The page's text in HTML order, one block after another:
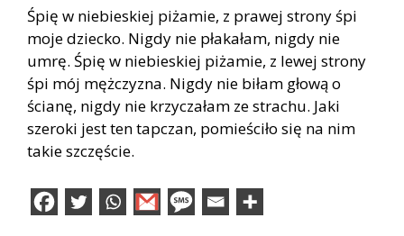
Śpię w niebieskiej piżamie, z prawej strony śpi
moje dziecko. Nigdy nie płakałam, nigdy nie
umrę. Śpię w niebieskiej piżamie, z lewej strony
śpi mój mężczyzna. Nigdy nie biłam głową o
ścianę, nigdy nie krzyczałam ze strachu. Jaki
szeroki jest ten tapczan, pomieściło się na nim
takie szczęście.